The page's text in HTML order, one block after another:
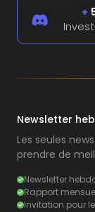
+
Newsletter
Les seules
prendre de
Newsletter
Rapport
Invitation pour